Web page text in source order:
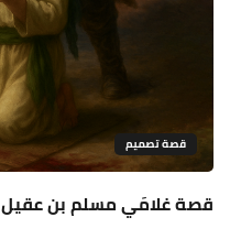
قصة تصميم
قصة غلامَي مسلم بن عقيل